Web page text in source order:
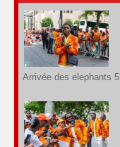
Arrivée des elephants 5